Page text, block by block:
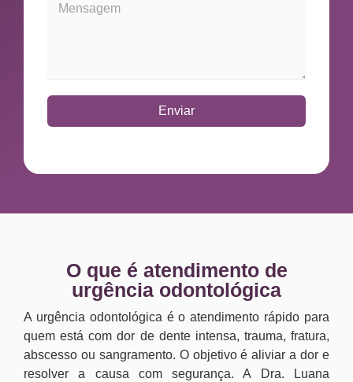
Enviar
O que é atendimento de
urgência odontológica
A urgência odontológica é o atendimento rápido para
quem está com dor de dente intensa, trauma, fratura,
abscesso ou sangramento. O objetivo é aliviar a dor e
resolver a causa com segurança. A Dra. Luana